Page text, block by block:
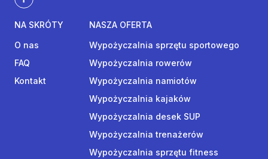
NA SKRÓTY
O nas
FAQ
Kontakt
NASZA OFERTA
Wypożyczalnia sprzętu sportowego
Wypożyczalnia rowerów
Wypożyczalnia namiotów
Wypożyczalnia kajaków
Wypożyczalnia desek SUP
Wypożyczalnia trenażerów
Wypożyczalnia sprzętu fitness